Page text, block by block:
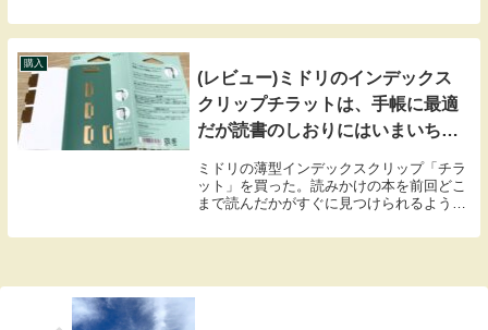
すめ熱さまシートを開封今回買ったのは16
枚入りの熱さまシート。これだけ入って
購入
(レビュー)ミドリのインデックス
クリップチラットは、手帳に最適
だが読書のしおりにはいまいちで
ミドリの薄型インデックスクリップ「チラ
ット」を買った。読みかけの本を前回どこ
まで読んだかがすぐに見つけられるように
使いづらいところがあった。ミドリの薄型